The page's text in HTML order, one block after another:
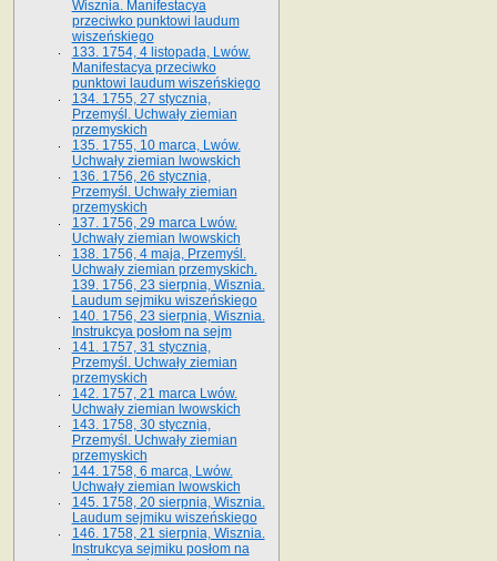
Wisznia. Manifestacya
przeciwko punktowi laudum
wiszeńskiego
133. 1754, 4 listopada, Lwów.
Manifestacya przeciwko
punktowi laudum wiszeńskiego
134. 1755, 27 stycznia,
Przemyśl. Uchwały ziemian
przemyskich
135. 1755, 10 marca, Lwów.
Uchwały ziemian lwowskich
136. 1756, 26 stycznia,
Przemyśl. Uchwały ziemian
przemyskich
137. 1756, 29 marca Lwów.
Uchwały ziemian lwowskich
138. 1756, 4 maja, Przemyśl.
Uchwały ziemian przemyskich.
139. 1756, 23 sierpnia, Wisznia.
Laudum sejmiku wiszeńskiego
140. 1756, 23 sierpnia, Wisznia.
Instrukcya posłom na sejm
141. 1757, 31 stycznia,
Przemyśl. Uchwały ziemian
przemyskich
142. 1757, 21 marca Lwów.
Uchwały ziemian lwowskich
143. 1758, 30 stycznia,
Przemyśl. Uchwały ziemian
przemyskich
144. 1758, 6 marca, Lwów.
Uchwały ziemian lwowskich
145. 1758, 20 sierpnia, Wisznia.
Laudum sejmiku wiszeńskiego
146. 1758, 21 sierpnia, Wisznia.
Instrukcya sejmiku posłom na